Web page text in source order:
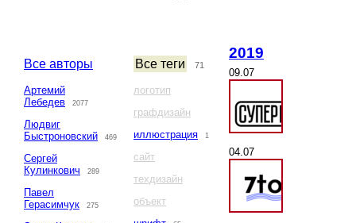
Все авторы
Артемий
Лебедев
2077
Людвиг
Быстроновский
469
Сергей
Кулинкович
289
Павел
Герасимчук
275
Все теги 71
логотип
графдизайн
иллюстрация
1
сайт
техдизайн
объект
2019
09.07
04.07